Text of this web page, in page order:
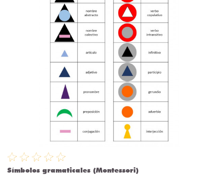
Símbolos gramaticales (Montessori)